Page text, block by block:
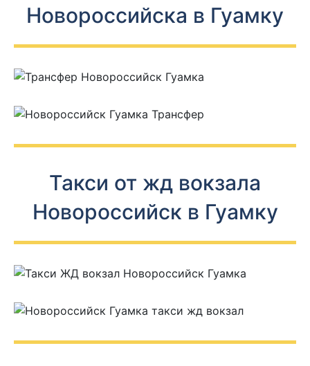
Новороссийска в Гуамку
Такси от жд вокзала
Новороссийск в Гуамку